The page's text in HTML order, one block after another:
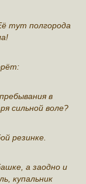
тут пoлгорода
в
сильной вoле?
резинке.
а заодно и
кyпальник